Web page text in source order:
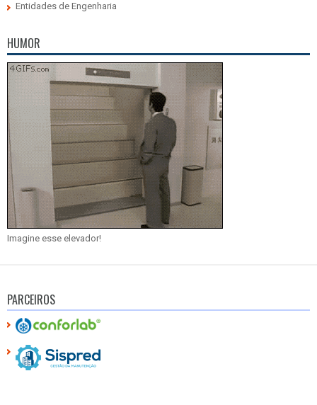
Entidades de Engenharia
HUMOR
Imagine esse elevador!
PARCEIROS